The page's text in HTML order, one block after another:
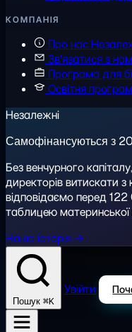
КОМПАНІЯ
Про нас
Зв'язатися з
Програма для
Освітня
Незалежні
Самофінансуються з
Без венчурного
директорів витискати з
відповідаємо перед
таблицею материнської
Наша історія →
Пошук ⌘K
Увійти